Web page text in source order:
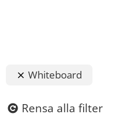
Whiteboard
Rensa alla filter